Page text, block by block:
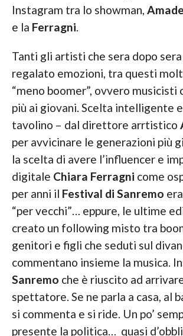
Instagram tra lo showman,
e la Ferragni.
Tanti gli artisti che sera dopo sera
regalato emozioni, tra questi
“meno boomer”, ovvero musicisti
più ai giovani. Scelta intelligente
tavolino – dal direttore arrtistico
per avvicinare le generazioni più
la scelta di avere l’influencer e
digitale Chiara Ferragni come
per anni il Festival di Sanremo
“per vecchi”… eppure, le ultime
creato un following misto tra
genitori e figli che seduti sul
commentano insieme la musica.
Sanremo che è riuscito ad
spettatore. Se ne parla a casa, al
si commenta e si ride. Un po’
presente la politica… quasi